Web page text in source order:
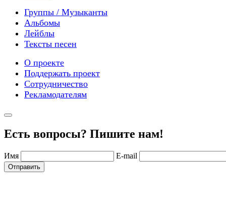
Группы / Музыканты
Альбомы
Лейблы
Тексты песен
О проекте
Поддержать проект
Сотрудничество
Рекламодателям
Есть вопросы? Пишите нам!
Имя E-mail